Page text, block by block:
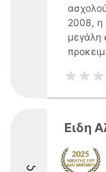
2008, η
μεγάλη
Ειδη